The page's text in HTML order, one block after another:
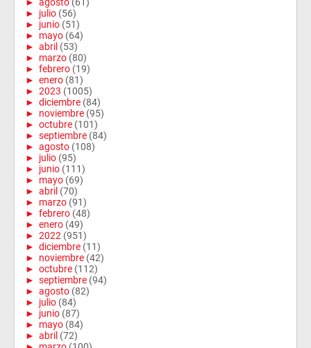
► julio (56)
► junio (51)
► mayo (64)
► abril (53)
► marzo (80)
► febrero (19)
► enero (81)
► 2023 (1005)
► diciembre (84)
► noviembre (95)
► octubre (101)
► septiembre (84)
► agosto (108)
► julio (95)
► junio (111)
► mayo (69)
► abril (70)
► marzo (91)
► febrero (48)
► enero (49)
► 2022 (951)
► diciembre (11)
► noviembre (42)
► octubre (112)
► septiembre (94)
► agosto (82)
► julio (84)
► junio (87)
► mayo (84)
► abril (72)